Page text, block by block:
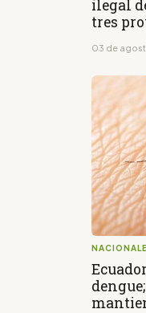
ilegal
tres
03 de